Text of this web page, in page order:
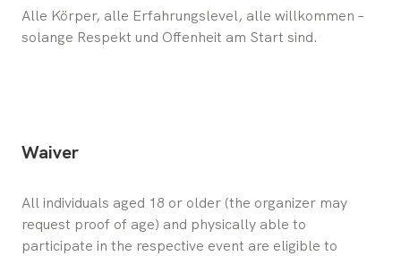
Alle Körper, alle Erfahrungslevel, alle willkommen –
solange Respekt und Offenheit am Start sind.
Waiver
All individuals aged 18 or older (the organizer may
request proof of age) and physically able to
participate in the respective event are eligible to